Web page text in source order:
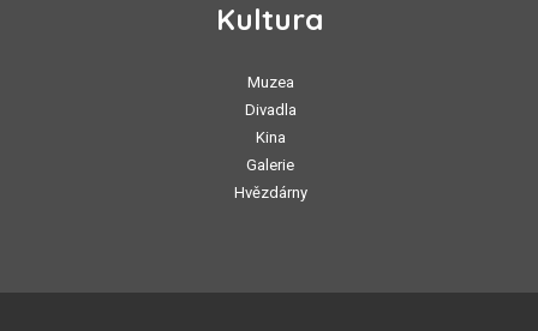
Kultura
Muzea
Divadla
Kina
Galerie
Hvězdárny